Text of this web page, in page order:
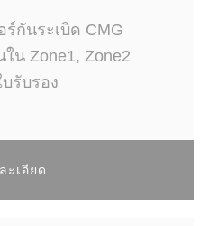
กันระเบิด CMG
น Zone1, Zone2
รับรอง
ะเอียด